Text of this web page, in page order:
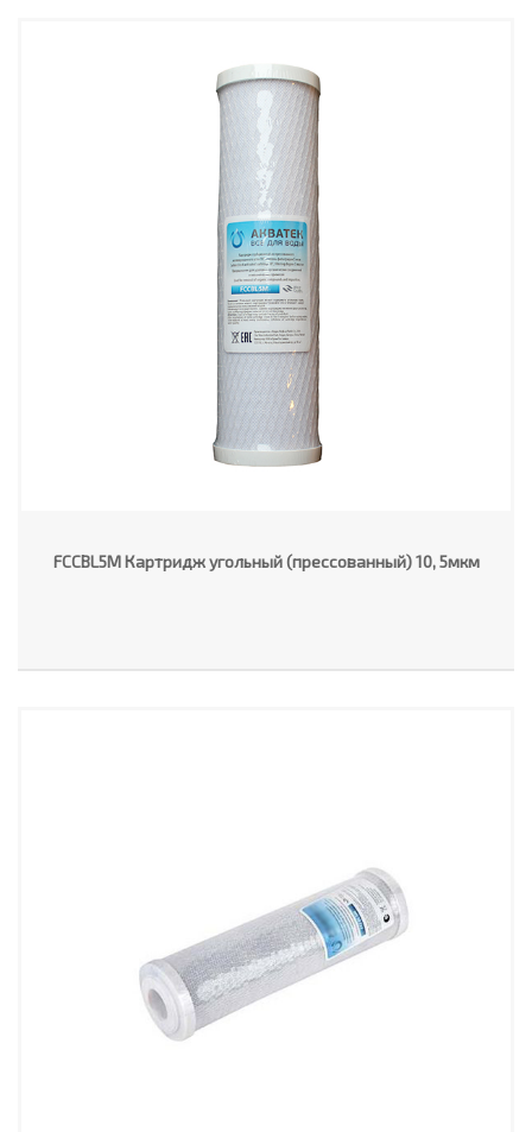
FCCBL5M Картридж угольный (прессованный) 10, 5мкм